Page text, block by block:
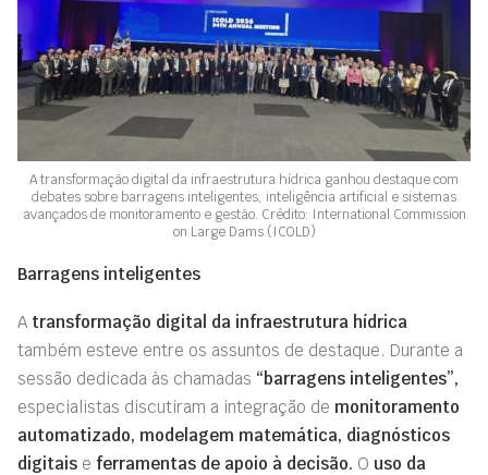
A transformação digital da infraestrutura hídrica ganhou destaque com
debates sobre barragens inteligentes, inteligência artificial e sistemas
avançados de monitoramento e gestão. Crédito: International Commission
on Large Dams (ICOLD)
Barragens inteligentes
A transformação digital da infraestrutura hídrica
também esteve entre os assuntos de destaque. Durante a
sessão dedicada às chamadas “barragens inteligentes”,
especialistas discutiram a integração de monitoramento
automatizado, modelagem matemática, diagnósticos
digitais e ferramentas de apoio à decisão. O uso da